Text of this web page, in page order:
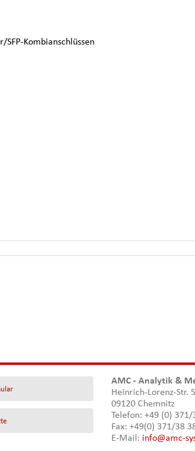
Kombianschlüssen
AMC - Analytik &
Heinrich-Lorenz-Str.
09120 Chemnitz
Telefon: +49 (0) 371/
Fax: +49(0) 371/38
E-Mail: info@amc-